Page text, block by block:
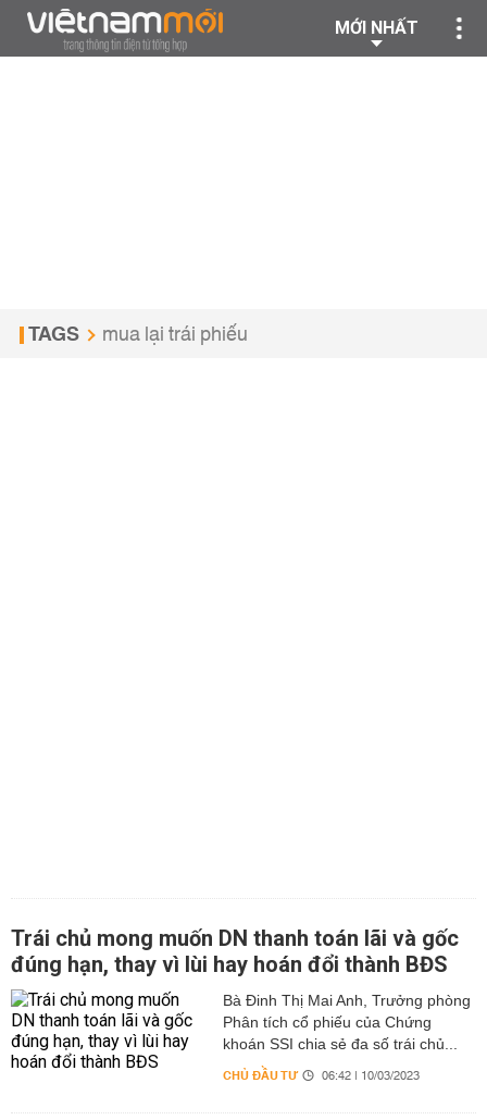
MỚI NHẤT
TAGS mua lại trái phiếu
Trái chủ mong muốn DN thanh toán lãi và gốc
đúng hạn, thay vì lùi hay hoán đổi thành BĐS
Bà Đinh Thị Mai Anh, Trưởng phòng
Phân tích cổ phiếu của Chứng
khoán SSI chia sẻ đa số trái chủ...
CHỦ ĐẦU TƯ 06:42 | 10/03/2023